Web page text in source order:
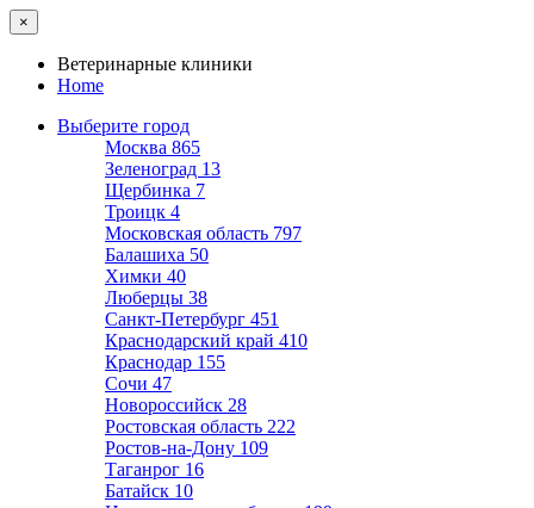
×
Ветеринарные клиники
Home
Выберите город
Москва 865
Зеленоград 13
Щербинка 7
Троицк 4
Московская область 797
Балашиха 50
Химки 40
Люберцы 38
Санкт-Петербург 451
Краснодарский край 410
Краснодар 155
Сочи 47
Новороссийск 28
Ростовская область 222
Ростов-на-Дону 109
Таганрог 16
Батайск 10